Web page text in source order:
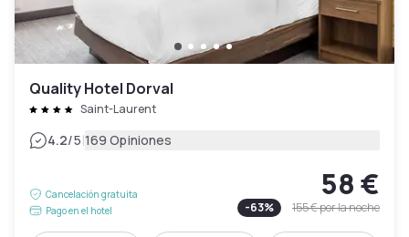
Quality Hotel Dorval
Saint-Laurent
4.2/5|169 Opiniones
Cancelación gratuita
Pago en el hotel
58 €
-63% 155 €por la noche